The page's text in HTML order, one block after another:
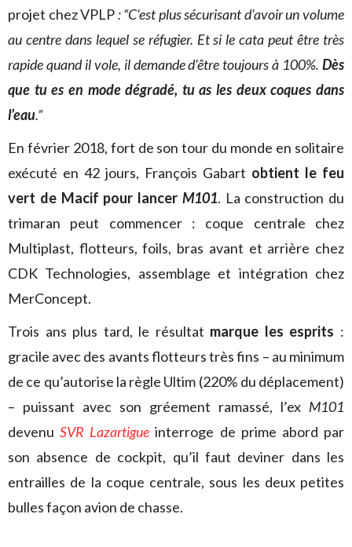
projet chez VPLP: “C’est plus sécurisant d’avoir un volume
au centre dans lequel se réfugier. Et si le cata peut être très
rapide quand il vole, il demande d’être toujours à 100%. Dès
que tu es en mode dégradé, tu as les deux coques dans
l’eau.”
En février 2018, fort de son tour du monde en solitaire
exécuté en 42 jours, François Gabart obtient le feu
vert de Macif pour lancer M101. La construction du
trimaran peut commencer : coque centrale chez
Multiplast, flotteurs, foils, bras avant et arrière chez
CDK Technologies, assemblage et intégration chez
MerConcept.
Trois ans plus tard, le résultat marque les esprits :
gracile avec des avants flotteurs très fins – au minimum
de ce qu’autorise la règle Ultim (220% du déplacement)
– puissant avec son gréement ramassé, l’ex M101
devenuSVR Lazartigue interroge de prime abord par
son absence de cockpit, qu’il faut deviner dans les
entrailles de la coque centrale, sous les deux petites
bulles façon avion de chasse.